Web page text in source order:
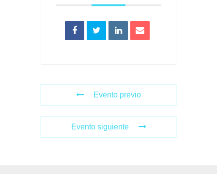
Evento previo
Evento siguiente